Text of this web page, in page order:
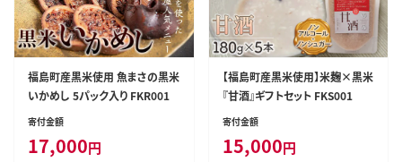
福島町産黒米使用 魚まさの黒米
いかめし 5パック入り FKR001
寄付金額
17,000円
【福島町産黒米使用】米麹×黒米
『甘酒』ギフトセット FKS001
寄付金額
15,000円